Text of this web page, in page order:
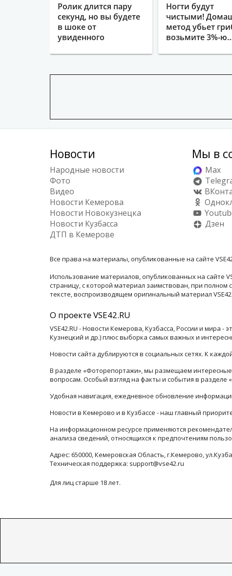
Ролик длится пару
секунд, но вы будете
в шоке от
увиденного
Ногти будут
чистыми!
метод убьет
возьмите 3%-
Новости
Народные новости
Фото
Видео
Новости Кемерова
Новости Новокузнецка
Новости Кузбасса
ДТП в Кемерове
Мы в
Max
Дзен
Все права на материалы, опубликованные на сайте
Использование материалов, опубликованных на сайте
страницу, с которой материал заимствован, при
тексте, воспроизводящем оригинальный материал
О проекте VSE42.RU
VSE42.RU - Новости Кемерова, Кузбасса, России и мира
Кузнецкий и др.) плюс выборка самых важных и
Новости сайта дублируются в социальных сетях. К
В разделе «Фоторепортажи», мы размещаем
вопросам. Особый взгляд на факты и события в
Удобная навигация, ежедневное обновление
Новости в Кемерово и в Кузбассе - наш главный
На информационном ресурсе применяются
анализа сведений, относящихся к предпочтениям
Адрес: 650000, Кемеровская Область, г.Кемерово,
Техническая поддержка: support@vse42.ru
Для лиц старше 18 лет.